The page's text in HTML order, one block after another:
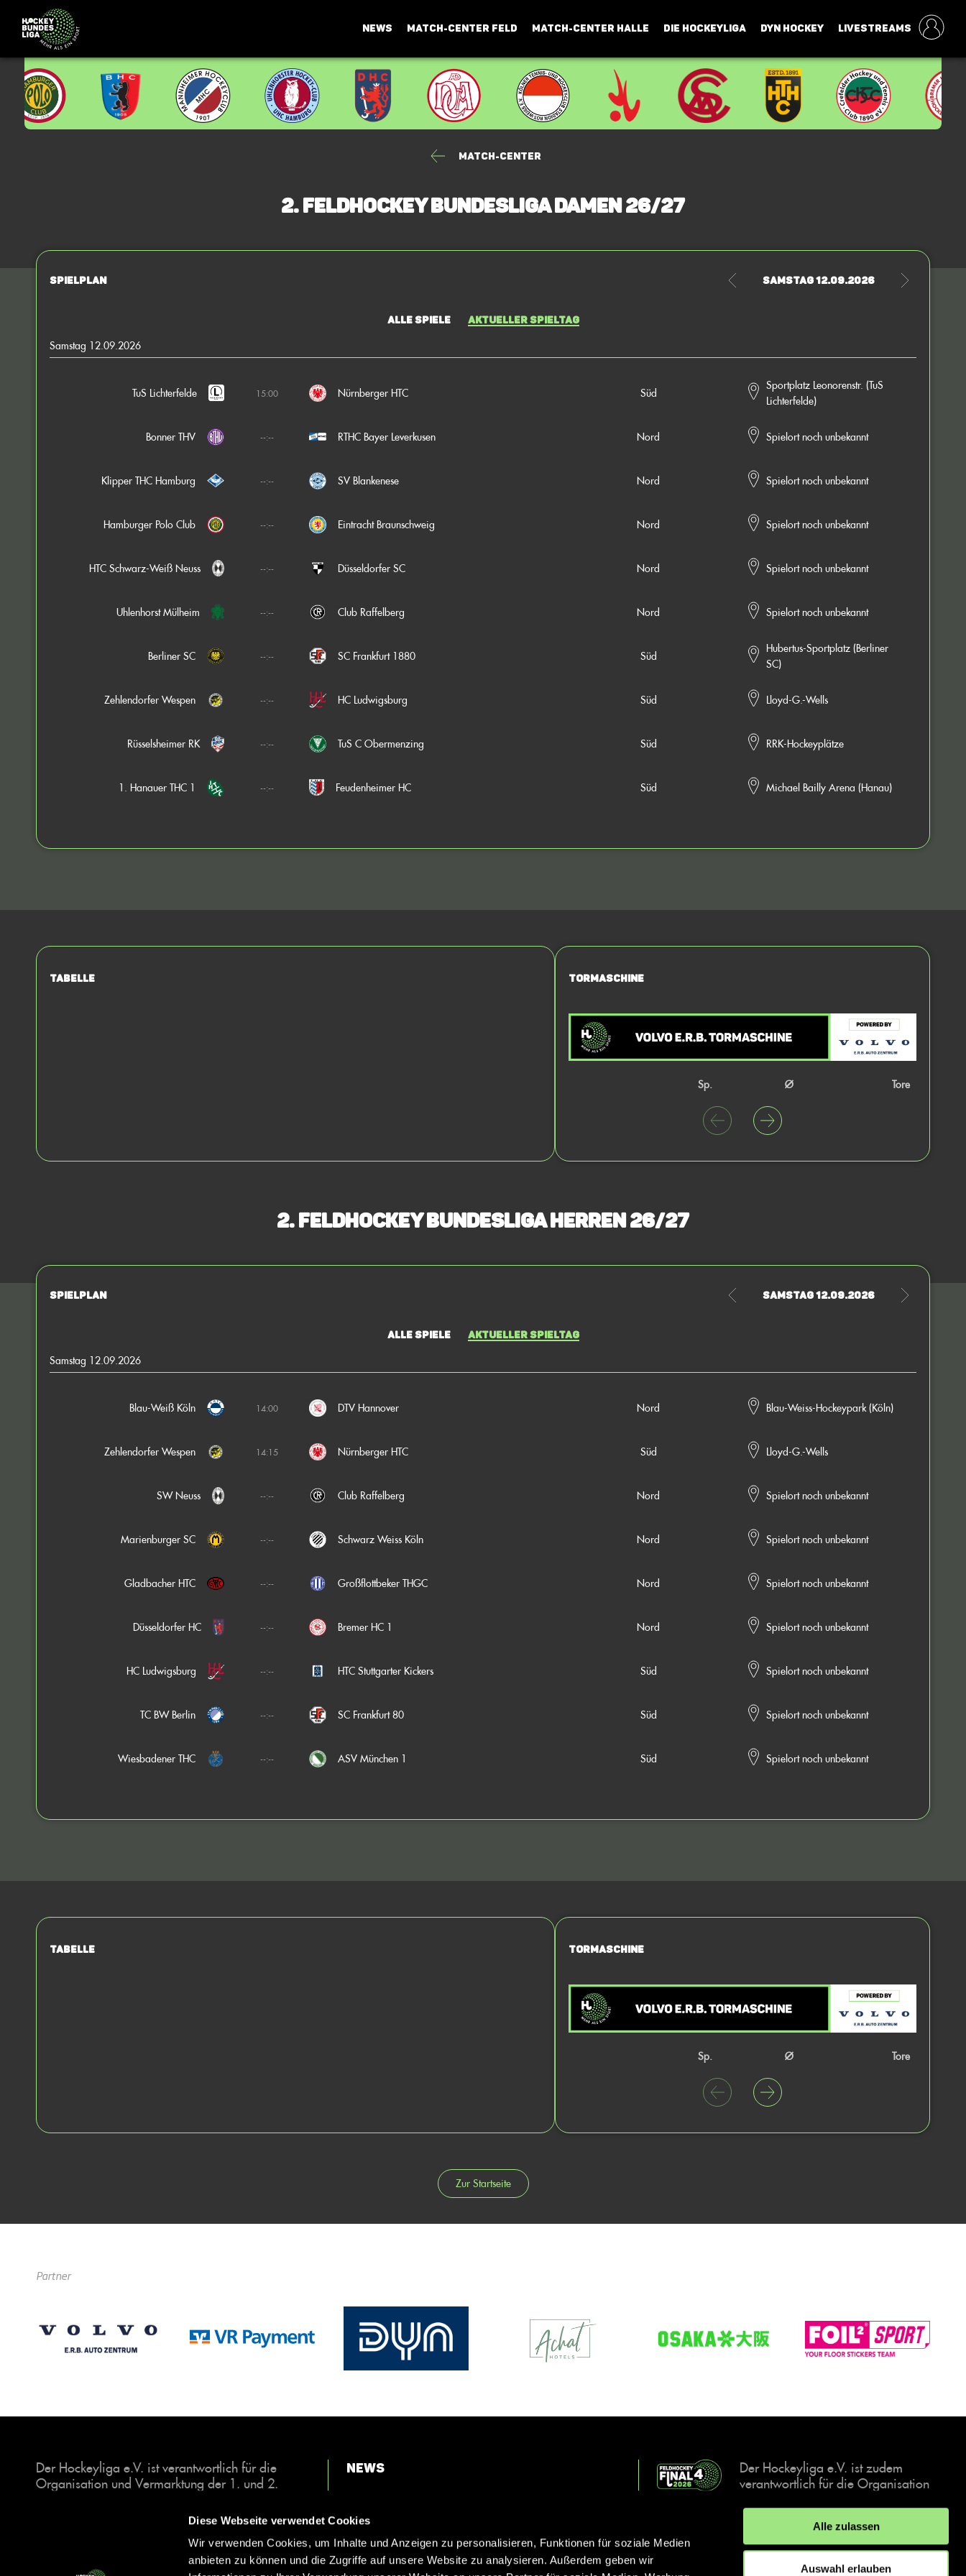
Diese Webseite verwendet Cookies
Wir verwenden Cookies, um Inhalte und Anzeigen zu personalisieren, Funktionen für soziale Medien
anbieten zu können und die Zugriffe auf unsere Website zu analysieren. Außerdem geben wir
Alle zulassen
Auswahl erlauben
NEWS MATCH-CENTER FELD MATCH-CENTER HALLE DIE HOCKEYLIGA DYN HOCKEY LIVESTREAMS
Match-Center
2. Feldhockey Bundesliga Damen 26/27
Spielplan Samstag 12.09.2026
Alle Spiele Aktueller Spieltag
Samstag 12.09.2026
TuS Lichterfelde 15:00 Nürnberger HTC Süd
Sportplatz Leonorenstr. (TuS
Lichterfelde)
Bonner THV --:-- RTHC Bayer Leverkusen Nord Spielort noch unbekannt
Klipper THC Hamburg --:-- SV Blankenese Nord Spielort noch unbekannt
Hamburger Polo Club --:-- Eintracht Braunschweig Nord Spielort noch unbekannt
HTC Schwarz-Weiß Neuss --:-- Düsseldorfer SC Nord Spielort noch unbekannt
Uhlenhorst Mülheim --:-- Club Raffelberg Nord Spielort noch unbekannt
Berliner SC --:-- SC Frankfurt 1880 Süd
Hubertus-Sportplatz (Berliner
SC)
Zehlendorfer Wespen --:-- HC Ludwigsburg Süd Lloyd-G.-Wells
Rüsselsheimer RK --:-- TuS C Obermenzing Süd RRK-Hockeyplätze
1. Hanauer THC 1 --:-- Feudenheimer HC Süd Michael Bailly Arena (Hanau)
Tabelle Tormaschine
Sp. Ø Tore
2. Feldhockey Bundesliga Herren 26/27
Spielplan Samstag 12.09.2026
Alle Spiele Aktueller Spieltag
Samstag 12.09.2026
Blau-Weiß Köln 14:00 DTV Hannover Nord Blau-Weiss-Hockeypark (Köln)
Zehlendorfer Wespen 14:15 Nürnberger HTC Süd Lloyd-G.-Wells
SW Neuss --:-- Club Raffelberg Nord Spielort noch unbekannt
Marienburger SC --:-- Schwarz Weiss Köln Nord Spielort noch unbekannt
Gladbacher HTC --:-- Großflottbeker THGC Nord Spielort noch unbekannt
Düsseldorfer HC --:-- Bremer HC 1 Nord Spielort noch unbekannt
HC Ludwigsburg --:-- HTC Stuttgarter Kickers Süd Spielort noch unbekannt
TC BW Berlin --:-- SC Frankfurt 80 Süd Spielort noch unbekannt
Wiesbadener THC --:-- ASV München 1 Süd Spielort noch unbekannt
Tabelle Tormaschine
Sp. Ø Tore
Zur Startseite
Partner
Der Hockeyliga e.V. ist verantwortlich für die
Organisation und Vermarktung der 1. und 2.
Halle. Insgesamt sind über 60 Vereine unter dem
Dach der Hockeyliga organisiert, sowohl im
Herren als auch im Damen Bereich.
News
Kontakt
Der Hockeyliga e.V. ist zudem
verantwortlich für die Organisation
Events, der deutschen Hockey-
Meisterschaften.